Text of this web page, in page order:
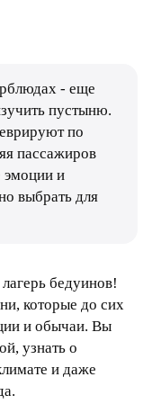
- еще
пустыню.
по
пассажиров
эмоции и
выбрать для
бедуинов!
которые до сих
и обычаи. Вы
узнать о
и даже